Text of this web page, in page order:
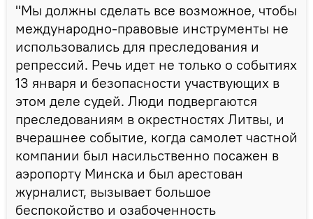
"Мы должны сделать все возможное, чтобы
международно-правовые инструменты не
использовались для преследования и
репрессий. Речь идет не только о событиях
13 января и безопасности участвующих в
этом деле судей. Люди подвергаются
преследованиям в окрестностях Литвы, и
вчерашнее событие, когда самолет частной
компании был насильственно посажен в
аэропорту Минска и был арестован
журналист, вызывает большое
беспокойство и озабоченность